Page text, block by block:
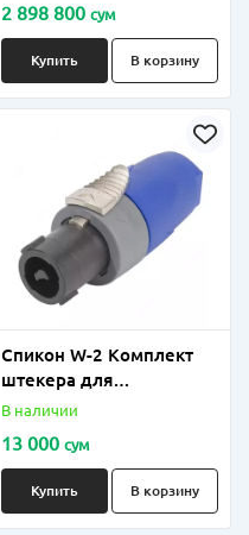
SHURES-8600 (в
комплекте 3шт
микрофона)
2 898 800 сум
Купить В корзину
Спикон W-2 Комплект
штекера для
соединения аппаратуры
В наличии
13 000 сум
Купить В корзину